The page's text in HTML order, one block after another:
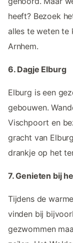
heeft? Bezoek
alles te weten te
Arnhem.
6. Dagje Elburg
Elburg is een
gebouwen.
Vischpoort en
gracht van
drankje op het
7. Genieten bij
Tijdens de
vinden bij
gezwommen